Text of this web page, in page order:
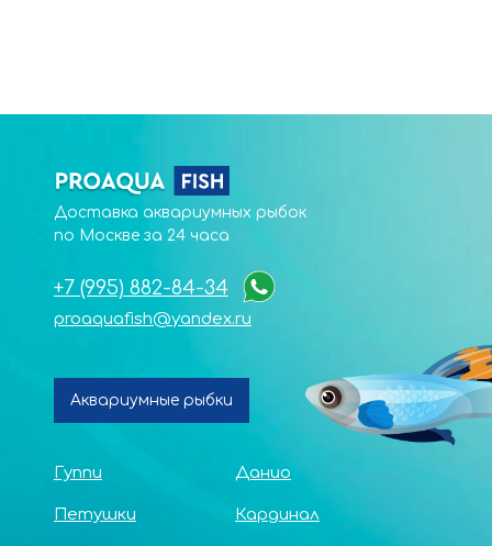
+7 (995) 882-84-34
proaquafish@yandex.ru
Доставка аквариумных рыбок
по Москве за 24 часа
Аквариумные рыбки
Данио
Кардинал
Гуппи
Петушки